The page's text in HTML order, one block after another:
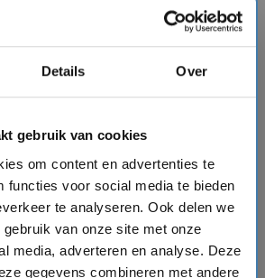
Details Over
gebruik van cookies
om content en advertenties te
functies voor social media te bieden
te analyseren. Ook delen we
van onze site met onze
media, adverteren en analyse. Deze
gegevens combineren met andere
chevron_right
Tot: 07-09-2026
Middellandse Zee
de Mallorca, Ibiza-stad,